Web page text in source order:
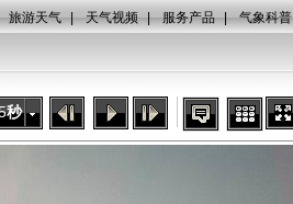
旅游天气 | 天气视频 | 服务产品 | 气象科普
秒